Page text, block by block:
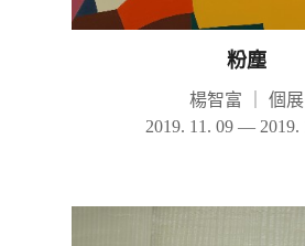
粉塵
楊智富
個展
2019. 11. 09 — 2019.